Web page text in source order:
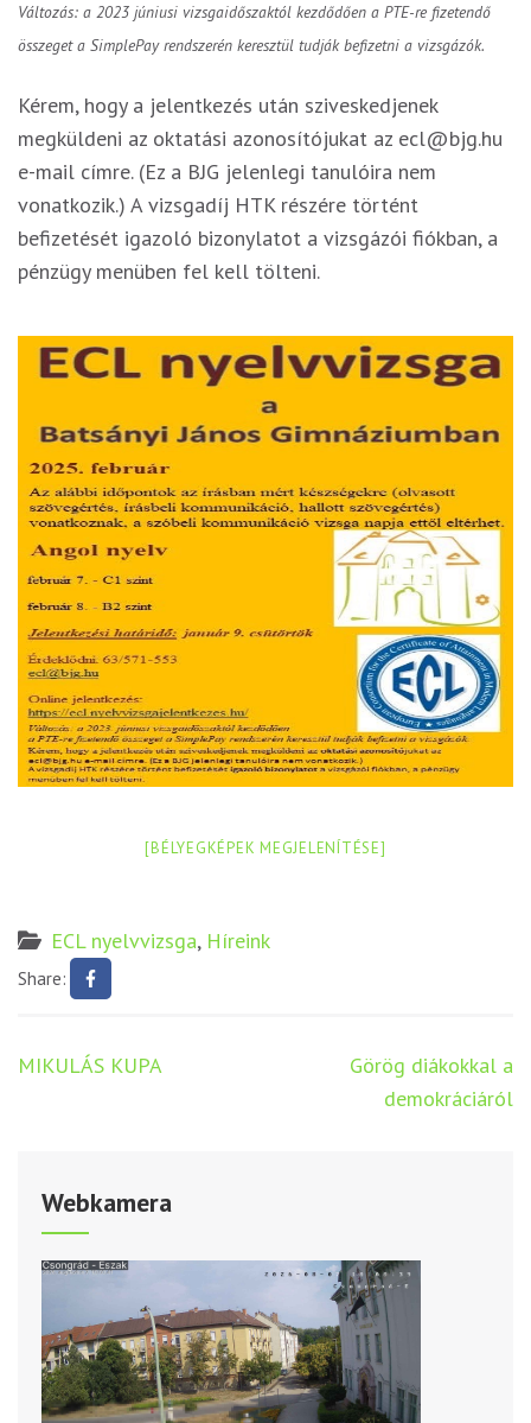
Változás: a 2023 júniusi vizsgaidőszaktól kezdődően a PTE-re fizetendő
összeget a SimplePay rendszerén keresztül tudják befizetni a vizsgázók.
Kérem, hogy a jelentkezés után sziveskedjenek
megküldeni az oktatási azonosítójukat az ecl@bjg.hu
e-mail címre. (Ez a BJG jelenlegi tanulóira nem
vonatkozik.) A vizsgadíj HTK részére történt
befizetését igazoló bizonylatot a vizsgázói fiókban, a
pénzügy menüben fel kell tölteni.
[BÉLYEGKÉPEK MEGJELENÍTÉSE]
ECL nyelvvizsga, Híreink
Share:
Bejegyzés
MIKULÁS KUPA
Görög diákokkal a
demokráciáról
Webkamera